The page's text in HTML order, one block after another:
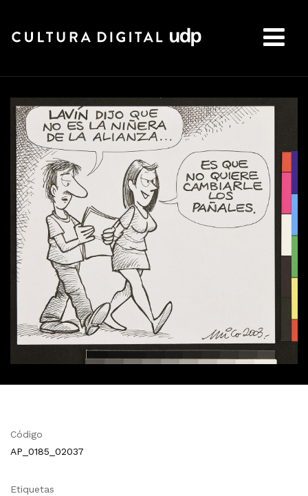
Código
AP_0185_02037
Etiquetas